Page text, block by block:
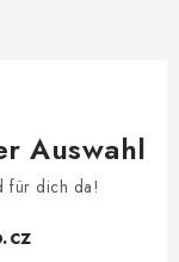
Auswahl
für dich da!